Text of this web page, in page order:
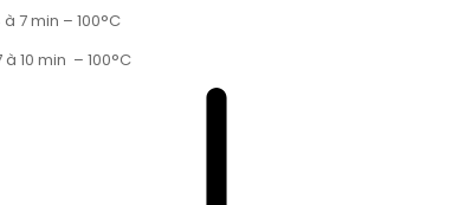
à 7 min – 100°C
à 10 min – 100°C